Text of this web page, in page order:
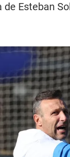
de Esteban